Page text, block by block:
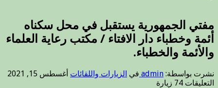
مفتي الجمهورية يستقبل في محل سكناه
أئمة وخطباء دار الافتاء / مكتب رعاية العلماء
والأئمة والخطباء.
نشرت بواسطة: admin في الزيارات واللقائات أغسطس 15, 2021
التعليقات على
74 زيارة